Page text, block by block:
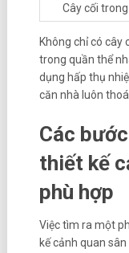
Cây cối
Không chỉ có
trong quần thể
dụng hấp thụ
căn nhà luôn
Các
thiết kế
phù hợp
Việc tìm ra một
kế cảnh quan